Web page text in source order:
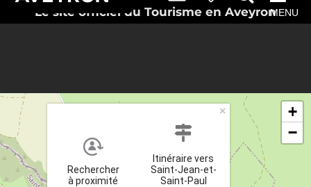
Le site officiel du Tourisme en AveyronMENU
Rechercher
à proximité
Itinéraire vers
Saint-Jean-et-
Saint-Paul
×
+
−